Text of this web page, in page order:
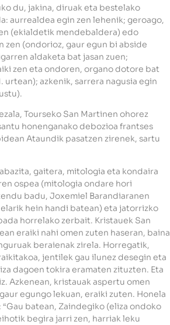
du, jakina, diruak eta bestelako
aurrealdea egin zen lehenik; geroago,
(ekialdetik mendebaldera) edo
zen (ondorioz, gaur egun bi abside
aldaketa bat jasan zuen;
zen eta ondoren, organo dotore bat
urtean); azkenik, sarrera nagusia egin
Tourseko San Martinen ohorez
honenganako debozioa frantses
Ataundik pasatzen zirenek, sartu
gaitera, mitologia eta kondaira
ospea (mitologia ondare hori
badu, Joxemiel Barandiaranen
hein handi batean) eta jatorrizko
horrelako zerbait. Kristauek San
eraiki nahi omen zuten haseran, baina
beraienak zirela. Horregatik,
jentilek gau ilunez desegin eta
dagoen tokira eramaten zituzten. Eta
Azkenean, kristauak aspertu omen
egungo lekuan, eraiki zuten. Honela
batean, Zaindegiko (eliza ondoko
begira jarri zen, harriak leku